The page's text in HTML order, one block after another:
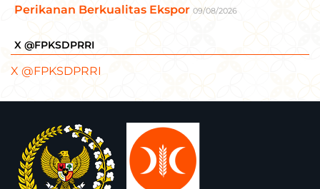
Perikanan Berkualitas Ekspor 09/08/2026
X @FPKSDPRRI
X @FPKSDPRRI